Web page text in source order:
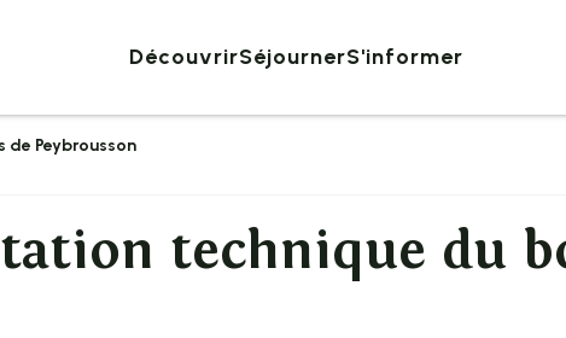
DécouvrirSéjournerS'informer
Peybrousson
technique du